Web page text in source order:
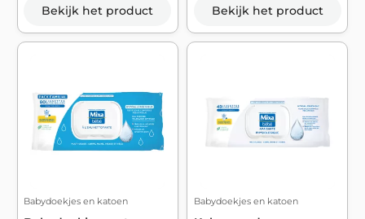
Bekijk het product Bekijk het product
Babydoekjes en katoen Babydoekjes en katoen